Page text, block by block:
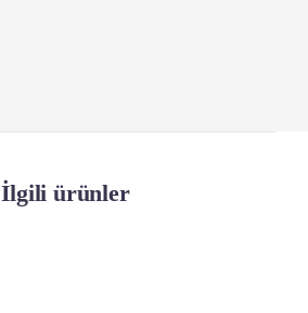
İlgili ürünler